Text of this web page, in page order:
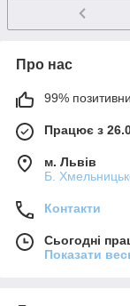
Про нас
99%
Працює з
м. Львів
Б.
Контакти
Сьогодні
Показати